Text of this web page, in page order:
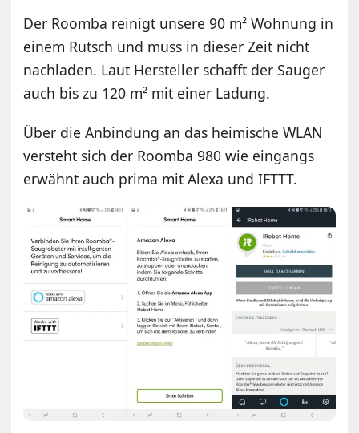
Der Roomba reinigt unsere 90 m² Wohnung in
einem Rutsch und muss in dieser Zeit nicht
nachladen. Laut Hersteller schafft der Sauger
auch bis zu 120 m² mit einer Ladung.
Über die Anbindung an das heimische WLAN
versteht sich der Roomba 980 wie eingangs
erwähnt auch prima mit Alexa und IFTTT.